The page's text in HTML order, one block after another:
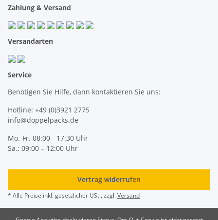
Zahlung & Versand
Versandarten
Service
Benötigen Sie Hilfe, dann kontaktieren Sie uns:
Hotline: +49 (0)3921 2775
info@doppelpacks.de
Mo.-Fr. 08:00 - 17:30 Uhr
Sa.: 09:00 – 12:00 Uhr
Vertrag widerrufen
* Alle Preise inkl. gesetzlicher USt., zzgl.Versand